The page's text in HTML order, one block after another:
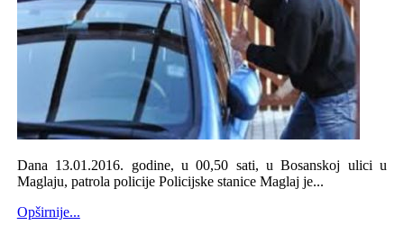
Dana 13.01.2016. godine, u 00,50 sati, u Bosanskoj ulici u
Maglaju, patrola policije Policijske stanice Maglaj je...
Opširnije...